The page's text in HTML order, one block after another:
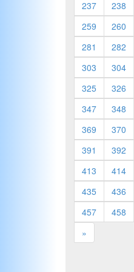
237 238
259
260
281
282
303
304
325
326
347
348
369
370
391
392
413
414
435
436
457
458
»